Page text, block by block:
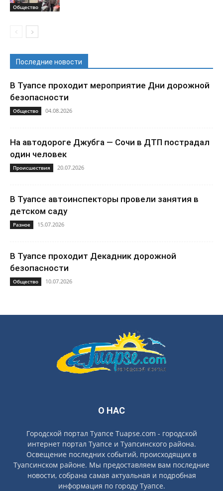
Общество
Последние новости
В Туапсе проходит мероприятие Дни дорожной
безопасности
Общество 04.08.2026
На автодороге Джубга — Сочи в ДТП пострадал
один человек
Происшествия 20.07.2026
В Туапсе автоинспекторы провели занятия в
детском саду
Разное 15.07.2026
В Туапсе проходит Декадник дорожной
безопасности
Общество 10.07.2026
О НАС
Городской портал Туапсе Tuapse.com - городской
интернет портал Туапсе и Туапсинского района.
Освещение последних событий, происходящих в
Туапсинском районе. Мы предоставляем вам последние
новости, собрана самая актуальная и подробная
информация по городу Туапсе.